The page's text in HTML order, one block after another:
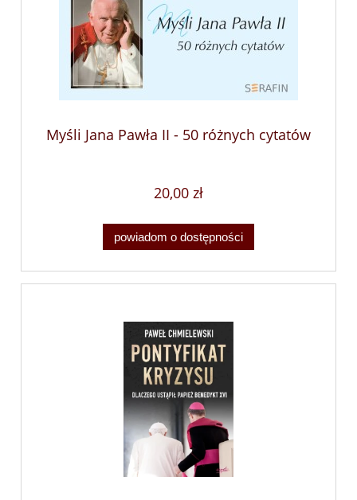
Myśli Jana Pawła II - 50 różnych cytatów
20,00 zł
powiadom o dostępności